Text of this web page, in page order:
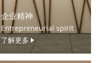
企业精神
Entrepreneurial spirit
了解更多